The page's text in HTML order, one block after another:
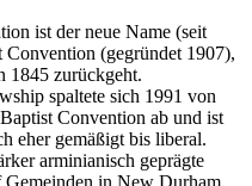
ist der neue Name (seit
(gegründet 1907),
1845 zurückgeht.
spaltete sich 1991 von
Convention ab und ist
eher gemäßigt bis liberal.
arminianisch geprägte
Gemeinden in New Durham,